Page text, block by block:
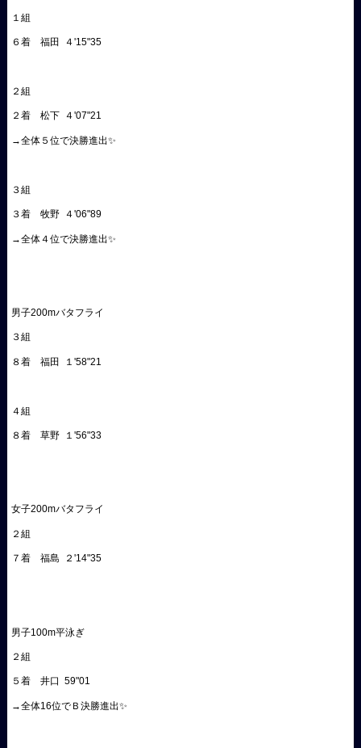
１組
６着 福田 ４'15"35
２組
２着 松下 ４'07"21
→全体５位で決勝進出✨️
３組
３着 牧野 ４'06"89
→全体４位で決勝進出✨️
男子200mバタフライ
３組
８着 福田 １'58"21
４組
８着 草野 １'56"33
女子200mバタフライ
２組
７着 福島 ２'14"35
男子100m平泳ぎ
２組
５着 井口 59"01
→全体16位でＢ決勝進出✨️